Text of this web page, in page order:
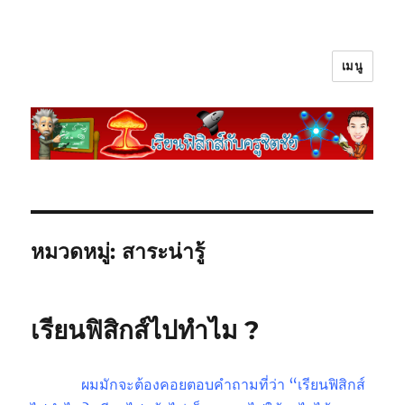
เมนู
หมวดหมู่: สาระน่ารู้
เรียนฟิสิกส์ไปทำไม ?
ผมมักจะต้องคอยตอบคำถามที่ว่า “เรียนฟิสิกส์